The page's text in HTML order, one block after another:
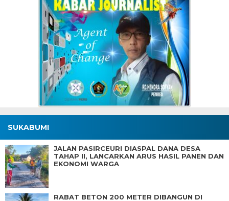
SUKABUMI
JALAN PASIRCEURI DIASPAL DANA DESA
TAHAP II, LANCARKAN ARUS HASIL PANEN DAN
EKONOMI WARGA
RABAT BETON 200 METER DIBANGUN DI